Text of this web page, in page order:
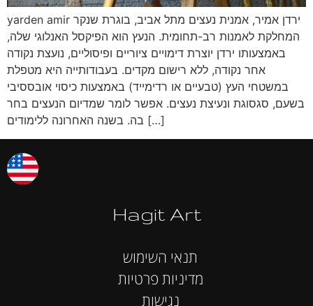
yarden amir ירדן אמיר, אמנית נעצים מתל אביב, בוגרת שנקר
המחלקת לאמנות רב-תחומית. הנעץ הוא הפיקסל האנלוגי שלה,
באמצעותו ירדן יוצרת דימויים ציוריים ופיסוליים, נועצת נקודה
אחר נקודה, ללא רישום מקדים. בעבודותייה היא מטפלת
במשטחי העץ (טבעיים או רדימייד) באמצעות כיסוי אובססיבי
בשעם, סגסוגת ונעיצת נעצים. אפשר לומר שמדיום הנעצים בחר
בה. בשנה האחרונה ללימודים […]
Hagit Art
תנאי השימוש
מדיניות פרטיות
נגישות